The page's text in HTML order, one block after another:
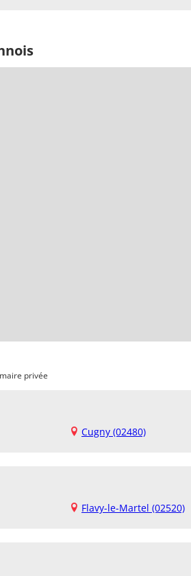
privée
Cugny (02480)
Flavy-le-Martel (02520)